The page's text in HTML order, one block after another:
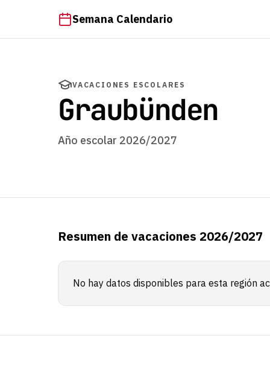
Semana Calendario
VACACIONES ESCOLARES
Graubünden
Año escolar 2026/2027
Resumen de vacaciones 2026/2027
No hay datos disponibles para esta región